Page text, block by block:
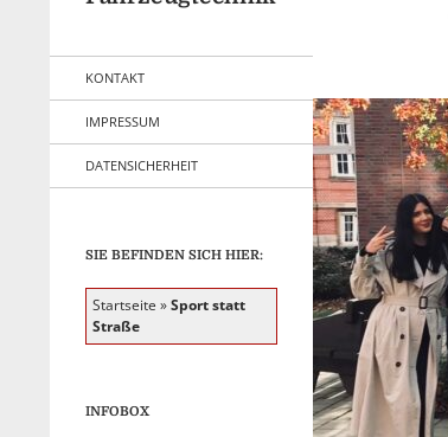
KONTAKT
IMPRESSUM
DATENSICHERHEIT
SIE BEFINDEN SICH HIER:
Startseite »Sport statt
Straße
INFOBOX